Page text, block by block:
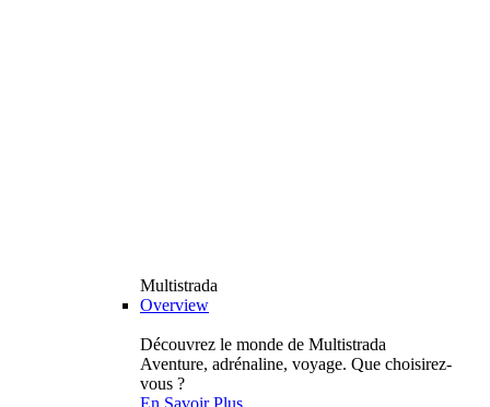
Multistrada
Overview
Découvrez le monde de Multistrada
Aventure, adrénaline, voyage. Que choisirez-
vous ?
En Savoir Plus